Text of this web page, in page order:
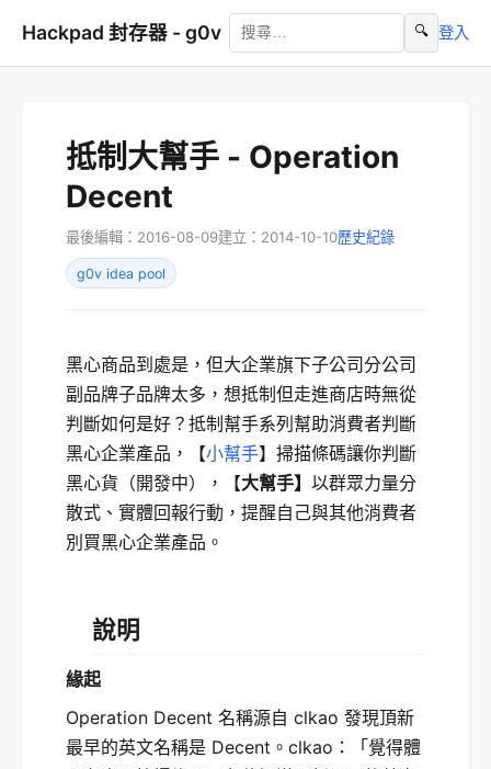
Hackpad 封存器 - g0v 🔍 登入
抵制大幫手 - Operation
Decent
最後編輯：2016-08-09建立：2014-10-10歷史紀錄
g0v idea pool
黑心商品到處是，但大企業旗下子公司分公司
副品牌子品牌太多，想抵制但走進商店時無從
判斷如何是好？抵制幫手系列幫助消費者判斷
黑心企業產品，【小幫手】掃描條碼讓你判斷
黑心貨（開發中），【大幫手】 以群眾力量分
散式、實體回報行動，提醒自己與其他消費者
別買黑心企業產品。
說明
緣起
Operation Decent 名稱源自 clkao 發現頂新
最早的英文名稱是 Decent。clkao：「覺得體